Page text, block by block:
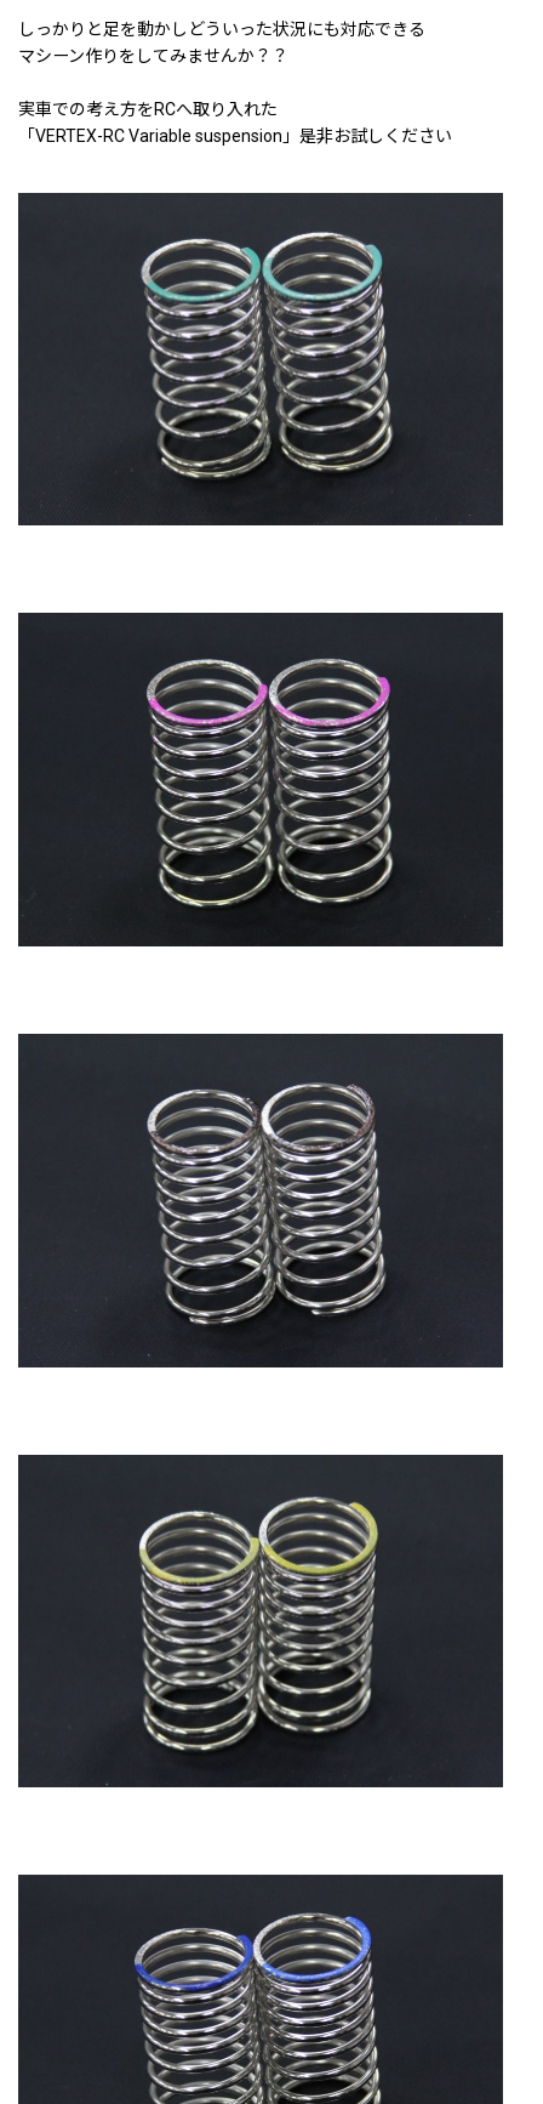
しっかりと足を動かしどういった状況にも対応できる
マシーン作りをしてみませんか？？
実車での考え方をRCへ取り入れた
「VERTEX-RC Variable suspension」是非お試しください